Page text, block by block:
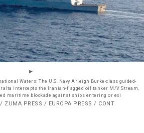
Waters: The U.S. Navy Arleigh Burke-class guided-
intercepts the Iranian-flagged oil tanker M/V Stream,
maritime blockade against ships entering or exi
ZUMA PRESS / EUROPA PRESS / CONT